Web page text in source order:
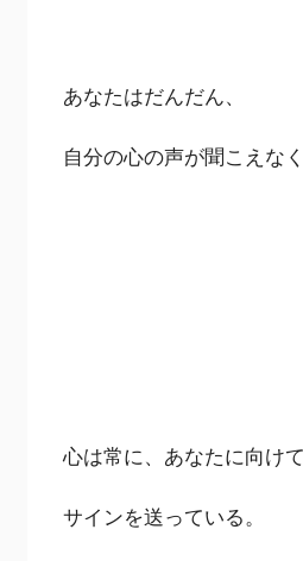
あなたはだんだん、
自分の心の声が聞こえな
心は常に、あなたに向けて
サインを送っている。